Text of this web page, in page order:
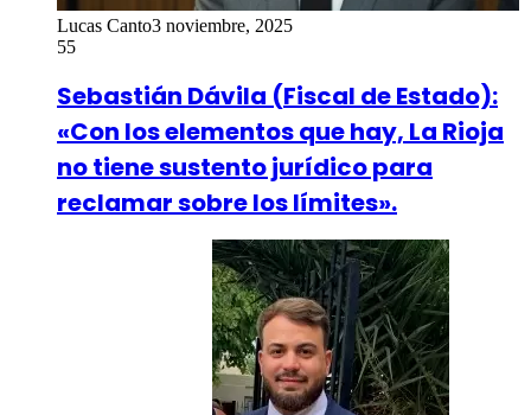
Lucas Canto3 noviembre, 2025
55
Sebastián Dávila (Fiscal de Estado):
«Con los elementos que hay, La Rioja
no tiene sustento jurídico para
reclamar sobre los límites».